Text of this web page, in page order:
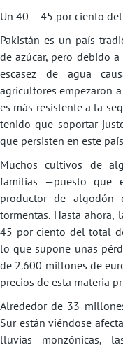
Un 40 – 45 por ciento
Pakistán es un país
de azúcar, pero debido
escasez de agua
agricultores empezaron
es más resistente a la
tenido que soportar
que persisten en este
Muchos cultivos de
familias —puesto
productor de algodón
tormentas. Hasta
45 por ciento del total
lo que supone unas
de 2.600 millones de
precios de esta materia
Alrededor de 33
Sur están viéndose
lluvias monzónicas,